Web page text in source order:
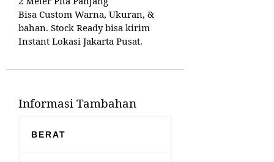
Bisa Custom Warna, Ukuran, &
bahan. Stock Ready bisa kirim
Instant Lokasi Jakarta Pusat.
Informasi Tambahan
BERAT